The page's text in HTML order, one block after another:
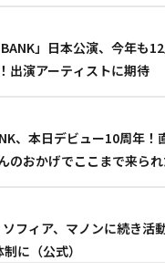
BANK」日本公演、今年も
出演アーティストに期待
、本日デビュー10周年！
のおかげでここまで来られ
ソフィア、マノンに続き
に（公式）